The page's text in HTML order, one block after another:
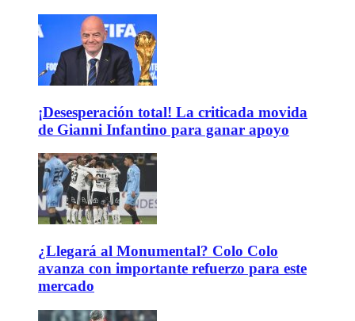
¡Desesperación total! La criticada movida
de Gianni Infantino para ganar apoyo
¿Llegará al Monumental? Colo Colo
avanza con importante refuerzo para este
mercado